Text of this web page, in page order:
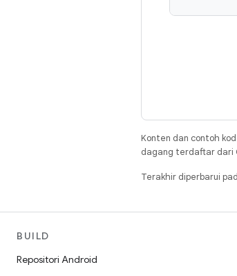
Konten dan contoh
dagang terdaftar dari
Terakhir diperbarui
BUILD
Repositori Android